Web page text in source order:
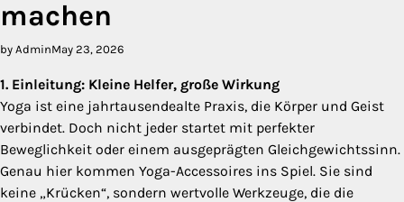
machen
by AdminMay 23, 2026
1. Einleitung: Kleine Helfer, große Wirkung
Yoga ist eine jahrtausendealte Praxis, die Körper und Geist
verbindet. Doch nicht jeder startet mit perfekter
Beweglichkeit oder einem ausgeprägten Gleichgewichtssinn.
Genau hier kommen Yoga-Accessoires ins Spiel. Sie sind
keine „Krücken“, sondern wertvolle Werkzeuge, die die